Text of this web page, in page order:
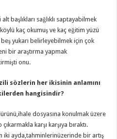
başlıkları sağlıklı saptayabilmek
kaç okumuş ve kaç eğitim yüzü
yukarı belirleyebilmek için çok
bir araştırma yapmak
onu.
sözlerin her ikisinin anlamını
hangisindir?
dosyasına konulmak üzere
karşı karşıya bıraktı.
iki ayda,tahminlerinüzerinde bir artış